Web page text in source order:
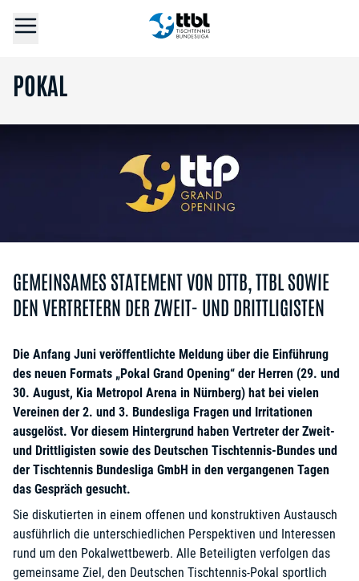
POKAL
GEMEINSAMES STATEMENT VON DTTB, TTBL SOWIE
DEN VERTRETERN DER ZWEIT- UND DRITTLIGISTEN
Die Anfang Juni veröffentlichte Meldung über die Einführung
des neuen Formats „Pokal Grand Opening“ der Herren (29. und
30. August, Kia Metropol Arena in Nürnberg) hat bei vielen
Vereinen der 2. und 3. Bundesliga Fragen und Irritationen
ausgelöst. Vor diesem Hintergrund haben Vertreter der Zweit-
und Drittligisten sowie des Deutschen Tischtennis-Bundes und
der Tischtennis Bundesliga GmbH in den vergangenen Tagen
das Gespräch gesucht.
Sie diskutierten in einem offenen und konstruktiven Austausch
ausführlich die unterschiedlichen Perspektiven und Interessen
rund um den Pokalwettbewerb. Alle Beteiligten verfolgen das
gemeinsame Ziel, den Deutschen Tischtennis-Pokal sportlich